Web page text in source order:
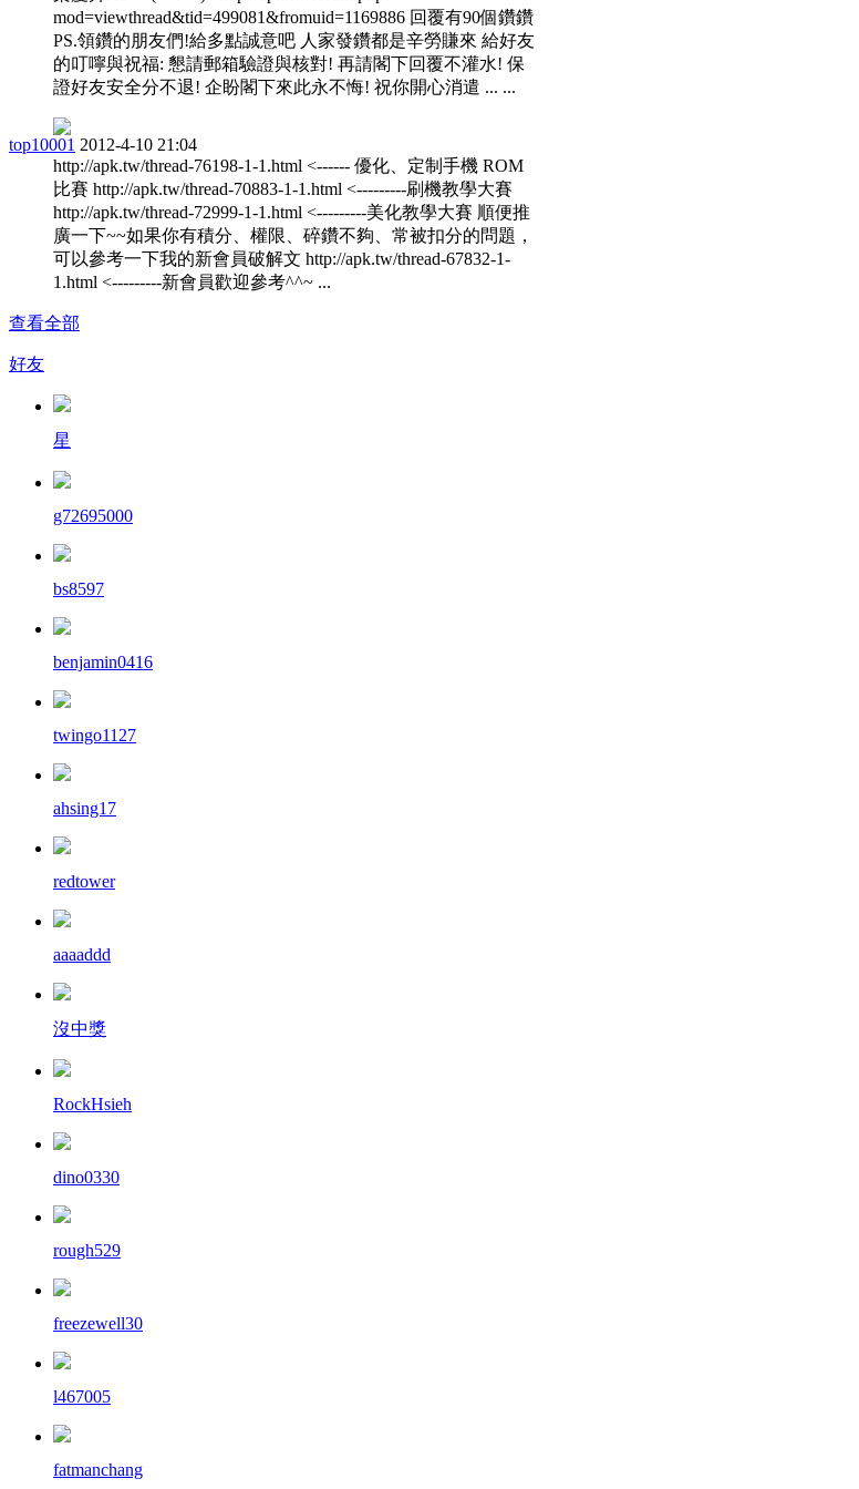
mod=viewthread&tid=499081&fromuid=1169886 回覆有90個鑽鑽
PS.領鑽的朋友們!給多點誠意吧 人家發鑽都是辛勞賺來 給好友
的叮嚀與祝福: 懇請郵箱驗證與核對! 再請閣下回覆不灌水! 保
證好友安全分不退! 企盼閣下來此永不悔! 祝你開心消遣 ... ...
top10001 2012-4-10 21:04
http://apk.tw/thread-76198-1-1.html <------ 優化、定制手機 ROM
比賽 http://apk.tw/thread-70883-1-1.html <---------刷機教學大賽
http://apk.tw/thread-72999-1-1.html <---------美化教學大賽 順便推
廣一下~~如果你有積分、權限、碎鑽不夠、常被扣分的問題，
可以參考一下我的新會員破解文 http://apk.tw/thread-67832-1-
1.html <---------新會員歡迎參考^^~ ...
查看全部
好友
星
g72695000
bs8597
benjamin0416
twingo1127
ahsing17
redtower
aaaaddd
沒中獎
RockHsieh
dino0330
rough529
freezewell30
l467005
fatmanchang